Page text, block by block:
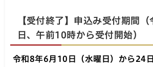
【受付終了】申込み受付期間
日、午前10時から受付開始）
令和8年6月10日（水曜日）から24